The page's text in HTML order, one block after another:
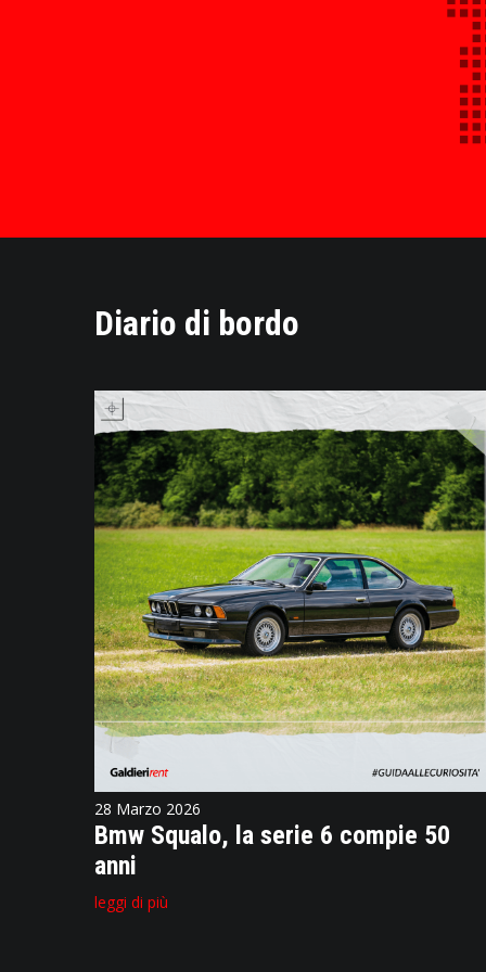
Diario di bordo
28 Marzo 2026
Bmw Squalo, la serie 6 compie 50
anni
leggi di più